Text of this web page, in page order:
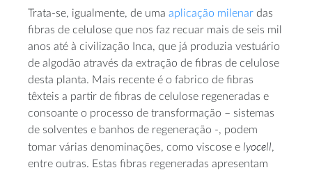
Trata-se, igualmente, de uma aplicação milenar das
fibras de celulose que nos faz recuar mais de seis mil
anos até à civilização Inca, que já produzia vestuário
de algodão através da extração de fibras de celulose
desta planta. Mais recente é o fabrico de fibras
têxteis a partir de fibras de celulose regeneradas e
consoante o processo de transformação – sistemas
de solventes e banhos de regeneração -, podem
tomar várias denominações, como viscose e lyocell,
entre outras. Estas fibras regeneradas apresentam